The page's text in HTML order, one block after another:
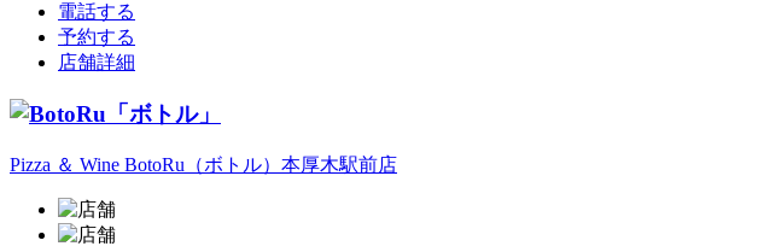
電話する
予約する
店舗詳細
Pizza ＆ Wine BotoRu（ボトル）本厚木駅前店